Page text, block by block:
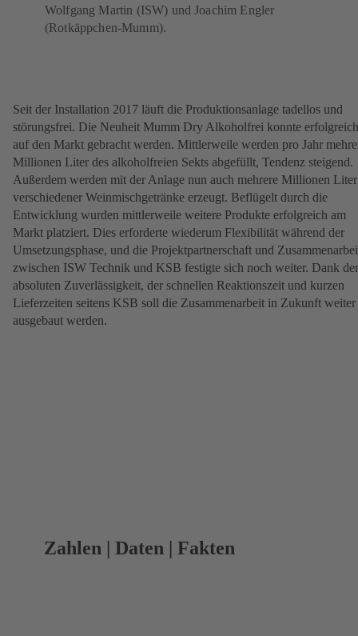
Wolfgang Martin (ISW) und Joachim Engler
(Rotkäppchen-Mumm).
Seit der Installation 2017 läuft die Produktionsanlage tadellos und
störungsfrei. Die Neuheit Mumm Dry Alkoholfrei konnte erfolgreich
auf den Markt gebracht werden. Mittlerweile werden pro Jahr
Millionen Liter des alkoholfreien Sekts abgefüllt, Tendenz steigend.
Außerdem werden mit der Anlage nun auch mehrere Millionen Liter
verschiedener Weinmischgetränke erzeugt. Beflügelt durch die
Entwicklung wurden mittlerweile weitere Produkte erfolgreich am
Markt platziert. Dies erforderte wiederum Flexibilität während der
Umsetzungsphase, und die Projektpartnerschaft und
zwischen ISW Technik und KSB festigte sich noch weiter. Dank der
absoluten Zuverlässigkeit, der schnellen Reaktionszeit und kurzen
Lieferzeiten seitens KSB soll die Zusammenarbeit in Zukunft weiter
ausgebaut werden.
Zahlen | Daten | Fakten